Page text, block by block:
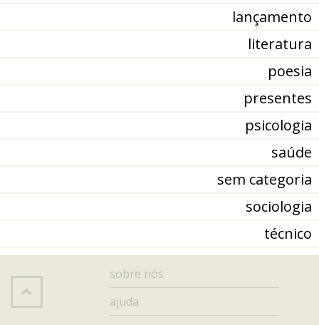
lançamento
literatura
poesia
presentes
psicologia
saúde
sem categoria
sociologia
técnico
sobre nós
ajuda